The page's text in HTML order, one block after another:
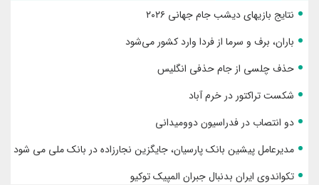
نتایج بازیهای دیشب جام جهانی ۲۰۲۶
باران، برف و سرما از فردا وارد کشور می‌شود
حذف چلسی از جام حذفی انگلیس
شکست تراکتور در خرم آباد
دو انتصاب در فدراسیون دوومیدانی
مدیرعامل پیشین بانک پارسیان، جایگزین نجارزاده در بانک ملی می شود
تکواندوی ایران بدنبال جبران المپیک توکیو